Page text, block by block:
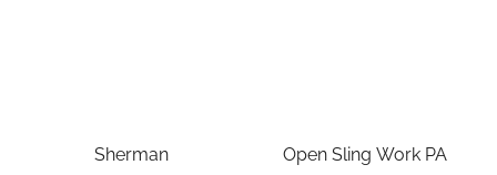
Sherman
Open Sling Work PA